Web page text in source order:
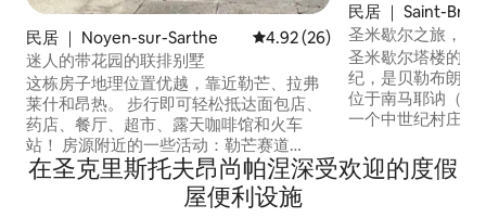
民居 ｜ Noyen-sur-Sarthe 平均评分 4.92 分（满分 5 分）
4.92 (26)
迷人的带花园的联排别墅
这栋房子地理位置优越，靠近勒芒、拉弗
莱什和昂热。 步行即可轻松抵达面包店、
药店、餐厅、超市、露天咖啡馆和火车
站！ 房源附近的一些活动：勒芒赛道
（Circuit du Mans）、拉弗莱什动物园
（La Flèche Zoo）、陶瓷博物馆（Musée
de la Faïence）、各种自行车道、徒步小
民居 ｜ Saint-Brice
圣米歇尔之旅，迷
圣米歇尔塔楼的房
纪，是贝勒布朗什
位于南马耶讷（
一个中世纪村庄的
尔-萨特（Sablé-
离夏托-冈蒂耶（
在圣克里斯托夫昂尚帕涅深受欢迎的度假
屋便利设施